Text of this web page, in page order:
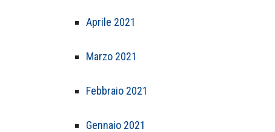
Aprile 2021
Marzo 2021
Febbraio 2021
Gennaio 2021